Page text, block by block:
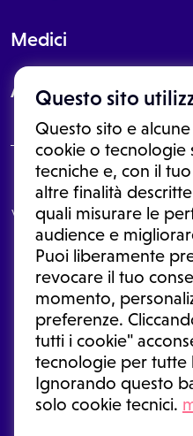
Questo sito
Questo sito e
cookie o tecnologie
tecniche e, con il
altre finalità
quali misurare le
audience e
Puoi liberamente
revocare il tuo
momento,
preferenze.
tutti i cookie"
tecnologie per tutte
Ignorando questo
solo cookie tecnici.
Medici
About
Le informazioni proposte in
In nessun caso, queste
visita o una diagnosi formulata
le informazioni disponibili come
una diagnosi, la
sospensione di un farmaco
medicina
Condizioni di utilizzo|
Ⓒ 2026 |